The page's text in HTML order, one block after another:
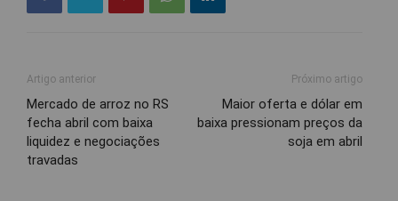
Artigo anterior
Mercado de arroz no RS
fecha abril com baixa
liquidez e negociações
travadas
Próximo artigo
Maior oferta e dólar em
baixa pressionam preços da
soja em abril